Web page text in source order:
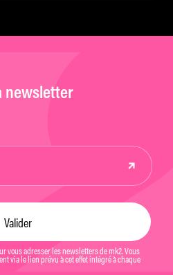
newsletter
vous adresser les newsletters de mk2. Vous
via le lien prévu à cet effet intégré à chaque